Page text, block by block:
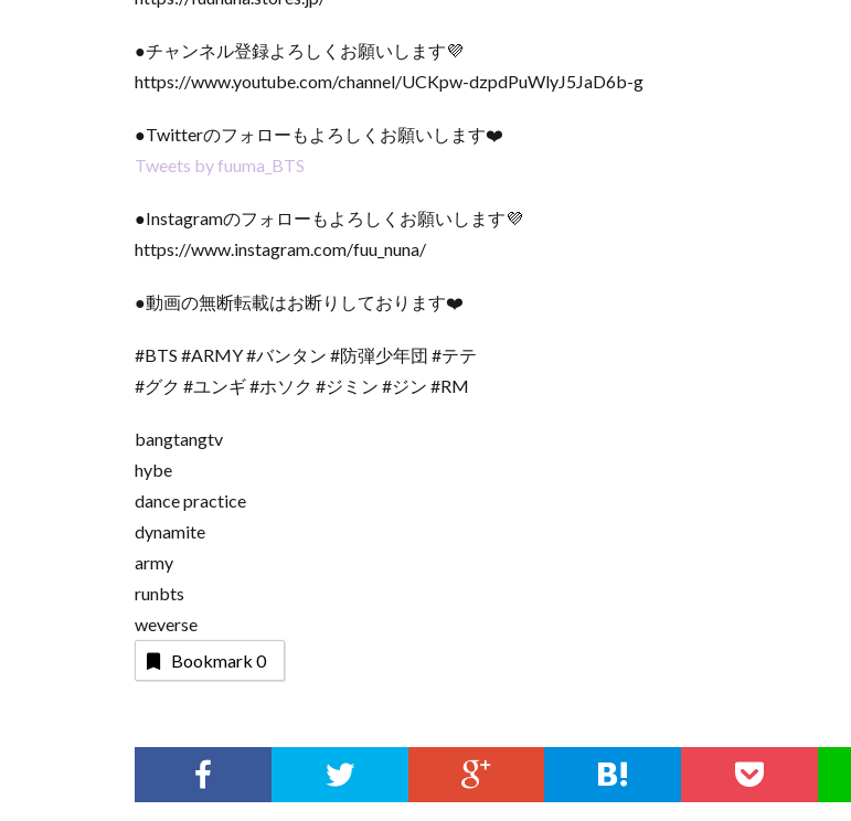
●チャンネル登録よろしくお願いします💜
https://www.youtube.com/channel/UCKpw-dzpdPuWlyJ5JaD6b-g
●Twitterのフォローもよろしくお願いします❤️
Tweets by fuuma_BTS
●Instagramのフォローもよろしくお願いします💜
https://www.instagram.com/fuu_nuna/
●動画の無断転載はお断りしております❤️
#BTS #ARMY #バンタン #防弾少年団 #テテ
#グク #ユンギ #ホソク #ジミン #ジン #RM
bangtangtv
hybe
dance practice
dynamite
army
runbts
weverse
Bookmark 0